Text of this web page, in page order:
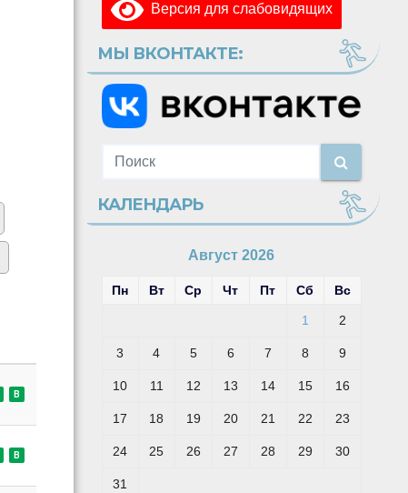
В
В
Версия для слабовидящих
МЫ ВКОНТАКТЕ:
КАЛЕНДАРЬ
Август 2026
Пн Вт Ср Чт Пт Сб Вс
1 2
3 4 5 6 7 8 9
10 11 12 13 14 15 16
17 18 19 20 21 22 23
24 25 26 27 28 29 30
31